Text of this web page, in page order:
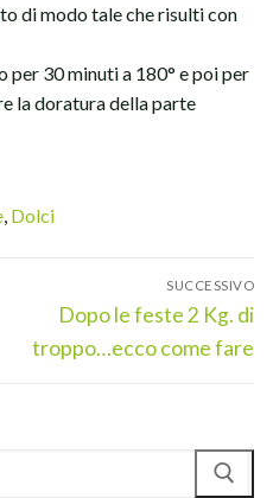
di modo tale che risulti con
30 minuti a 180° e poi per
la doratura della parte
, Dolci
SUCCESSIVO
Articolo
successivo:
Dopo le feste 2 Kg. di
troppo…ecco come fare